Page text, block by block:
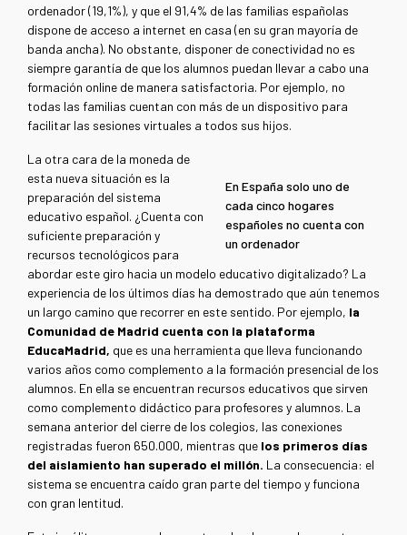
ordenador (19,1%), y que el 91,4% de las familias españolas
dispone de acceso a internet en casa (en su gran mayoría de
banda ancha). No obstante, disponer de conectividad no es
siempre garantía de que los alumnos puedan llevar a cabo una
formación online de manera satisfactoria. Por ejemplo, no
todas las familias cuentan con más de un dispositivo para
facilitar las sesiones virtuales a todos sus hijos.
En España solo uno de
cada cinco hogares
españoles no cuenta con
un ordenador
La otra cara de la moneda de
esta nueva situación es la
preparación del sistema
educativo español. ¿Cuenta con
suficiente preparación y
recursos tecnológicos para
abordar este giro hacia un modelo educativo digitalizado? La
experiencia de los últimos días ha demostrado que aún tenemos
un largo camino que recorrer en este sentido. Por ejemplo, la
Comunidad de Madrid cuenta con la plataforma
EducaMadrid, que es una herramienta que lleva funcionando
varios años como complemento a la formación presencial de los
alumnos. En ella se encuentran recursos educativos que sirven
como complemento didáctico para profesores y alumnos. La
semana anterior del cierre de los colegios, las conexiones
registradas fueron 650.000, mientras que los primeros días
del aislamiento han superado el millón. La consecuencia: el
sistema se encuentra caído gran parte del tiempo y funciona
con gran lentitud.